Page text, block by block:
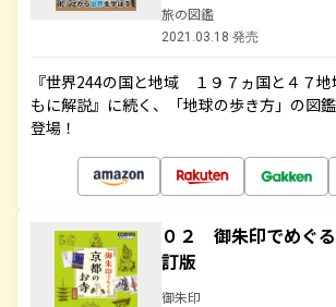
旅の図鑑
2021.03.18 発売
『世界244の国と地域 １９７ヵ国と４７地
もに解説』に続く、「地球の歩き方」の図
登場！
０２ 御朱印でめぐ
訂版
御朱印